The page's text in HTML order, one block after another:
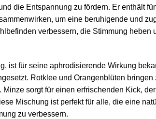
die Entspannung zu fördern. Er enthält
um eine beruhigende und
verbessern, die Stimmung heben
ist für seine aphrodisierende Wirkung
Rotklee und Orangenblüten
sorgt für einen erfrischenden Kick,
Mischung ist perfekt für alle, die eine
zu verbessern.